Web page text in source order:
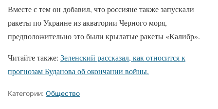
Вместе с тем он добавил, что россияне также запускали
ракеты по Украине из акватории Черного моря,
предположительно это были крылатые ракеты «Калибр».
Читайте также: Зеленский рассказал, как относится к
прогнозам Буданова об окончании войны.
Категории: Общество